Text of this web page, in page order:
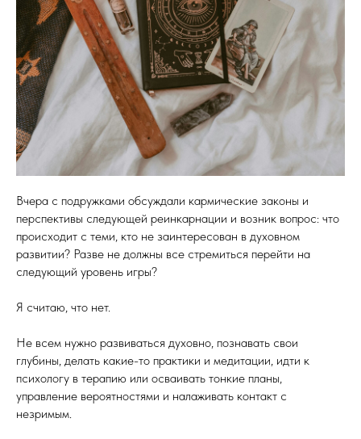
Вчера с подружками обсуждали кармические законы и
перспективы следующей реинкарнации и возник вопрос: что
происходит с теми, кто не заинтересован в духовном
развитии? Разве не должны все стремиться перейти на
следующий уровень игры?
Я считаю, что нет.
Не всем нужно развиваться духовно, познавать свои
глубины, делать какие-то практики и медитации, идти к
психологу в терапию или осваивать тонкие планы,
управление вероятностями и налаживать контакт с
незримым.